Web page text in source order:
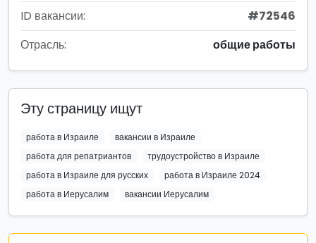
ID вакансии:
#72546
Отрасль:
общие работы
Эту страницу ищут
работа в Израиле
вакансии в Израиле
работа для репатриантов
трудоустройство в Израиле
работа в Израиле для русских
работа в Израиле 2024
работа в Иерусалим
вакансии Иерусалим